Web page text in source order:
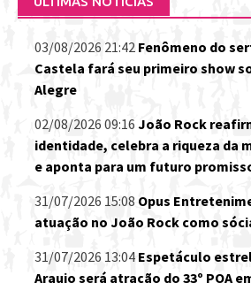
03/08/2026 21:42 Fenômeno do
Castela fará seu primeiro show
Alegre
02/08/2026 09:16 João Rock
identidade, celebra a riqueza da
e aponta para um futuro
31/07/2026 15:08 Opus
atuação no João Rock como
31/07/2026 13:04 Espetáculo
Araujo será atração do 33º POA